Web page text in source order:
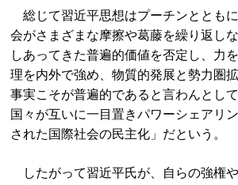
総じて習近平思想はプーチンととも
会がさまざまな摩擦や葛藤を繰り返し
しあってきた普遍的価値を否定し、力
理を内外で強め、物質的発展と勢力圏
事実こそが普遍的であると言わんとし
国々が互いに一目置きパワーシェアリ
された国際社会の民主化」だという。
したがって習近平氏が、自らの強権